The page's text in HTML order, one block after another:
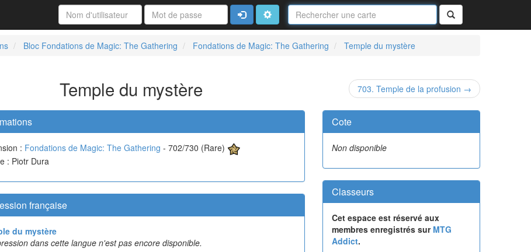
Nom
de
la
carte
Rechercher
ConnexionAvancé
Bloc Fondations de Magic: The Gathering Fondations de Magic: The Gathering Temple du mystère
Temple du mystère 703. Temple de la profusion →
: Fondations de Magic: The Gathering - 702/730 (Rare)
: Piotr Dura
française
du mystère
dans cette langue n'est pas encore disponible.
Cote
Non disponible
Classeurs
Cet espace est réservé aux
membres enregistrés sur MTG
Addict.